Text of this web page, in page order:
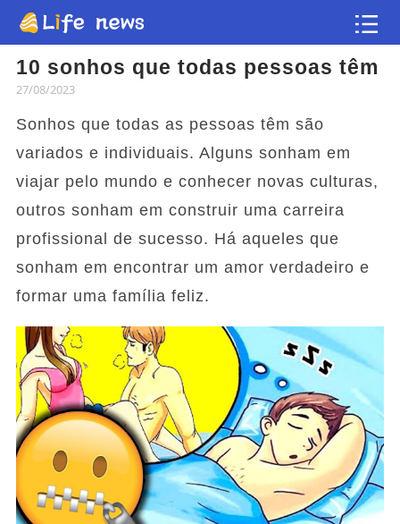
10 sonhos que todas pessoas têm
27/08/2023
Sonhos que todas as pessoas têm são
variados e individuais. Alguns sonham em
viajar pelo mundo e conhecer novas culturas,
outros sonham em construir uma carreira
profissional de sucesso. Há aqueles que
sonham em encontrar um amor verdadeiro e
formar uma família feliz.
Artigo
Vídeos
Flash news